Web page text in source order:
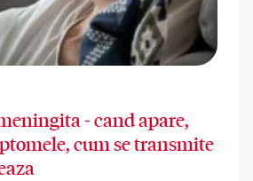
- cand apare,
cum se transmite